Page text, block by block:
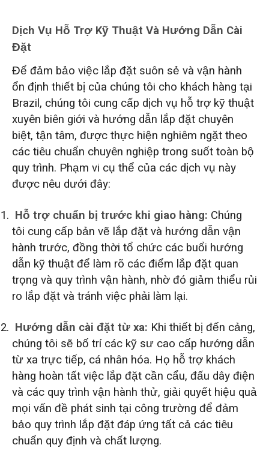
Dịch Vụ Hỗ Trợ Kỹ Thuật Và Hướng Dẫn Cài
Đặt
Để đảm bảo việc lắp đặt suôn sẻ và vận hành
ổn định thiết bị của chúng tôi cho khách hàng tại
Brazil, chúng tôi cung cấp dịch vụ hỗ trợ kỹ thuật
xuyên biên giới và hướng dẫn lắp đặt chuyên
biệt, tận tâm, được thực hiện nghiêm ngặt theo
các tiêu chuẩn chuyên nghiệp trong suốt toàn bộ
quy trình. Phạm vi cụ thể của các dịch vụ này
được nêu dưới đây:
Hỗ trợ chuẩn bị trước khi giao hàng: Chúng
tôi cung cấp bản vẽ lắp đặt và hướng dẫn vận
hành trước, đồng thời tổ chức các buổi hướng
dẫn kỹ thuật để làm rõ các điểm lắp đặt quan
trọng và quy trình vận hành, nhờ đó giảm thiểu rủi
ro lắp đặt và tránh việc phải làm lại.
Hướng dẫn cài đặt từ xa: Khi thiết bị đến cảng,
chúng tôi sẽ bố trí các kỹ sư cao cấp hướng dẫn
từ xa trực tiếp, cá nhân hóa. Họ hỗ trợ khách
hàng hoàn tất việc lắp đặt cần cẩu, đấu dây điện
và các quy trình vận hành thử, giải quyết hiệu quả
mọi vấn đề phát sinh tại công trường để đảm
bảo quy trình lắp đặt đáp ứng tất cả các tiêu
chuẩn quy định và chất lượng.